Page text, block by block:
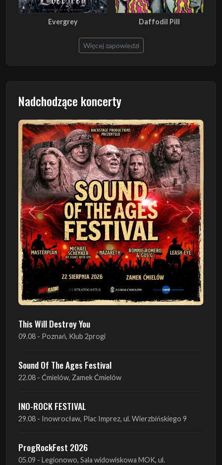
Evergrey Daffodil Pill
Więcej zapowiedzi
Nadchodzące koncerty
Poprzedni Następny
This Will Destroy You
09.08 - Poznań, Klub 2progi
Sound Of The Ages Festival
22.08 - Ćmielów, Zamek Ćmielów
INO-ROCK FESTIVAL
29.08 - Inowrocław, Plac Imprez, ul. Wierzbińskiego 9
ProgRockFest 2026
05.09 - Legionowo, Sala widowiskowa MOK, ul.